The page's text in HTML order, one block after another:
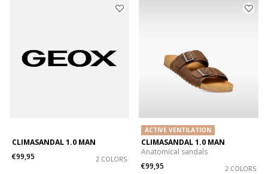
CLIMASANDAL 1.0 MAN
€99,95
2 COLORS
ACTIVE VENTILATION
CLIMASANDAL 1.0 MAN
Anatomical sandals
€99,95
2 COLORS